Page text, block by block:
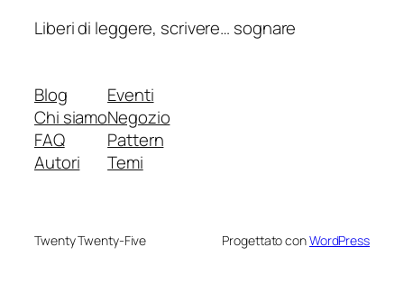
Liberi di leggere, scrivere… sognare
Blog
Chi siamo
FAQ
Autori
Eventi
Negozio
Pattern
Temi
Twenty Twenty-Five Progettato conWordPress